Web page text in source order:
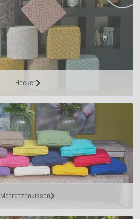
Hocker
Matratzenkissen